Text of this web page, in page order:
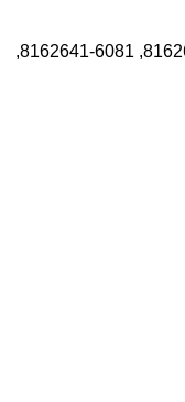
8162641-6079, 81626416079, 81626416081, 8162641-6081,